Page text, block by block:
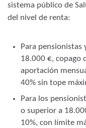
sistema público de
del nivel de renta:
Para
18.000 €, copago
aportación
40% sin tope
Para los
o superior a
10%, con límite